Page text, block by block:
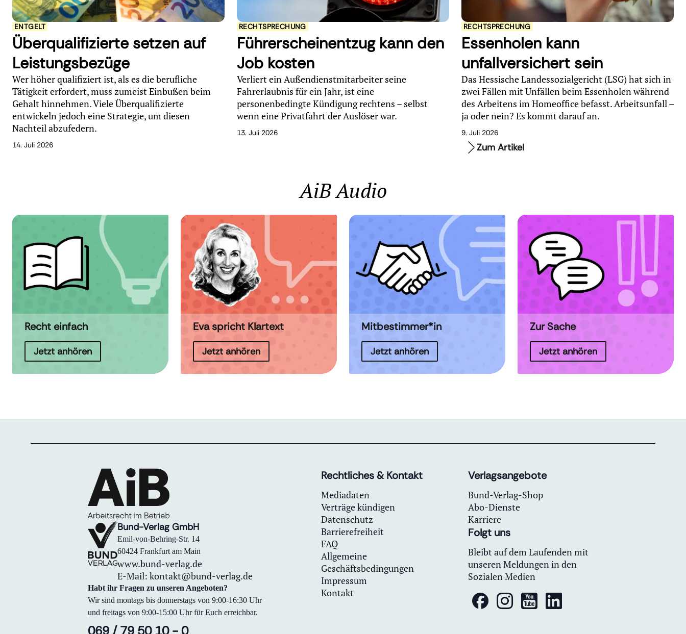
ENTGELT
Überqualifizierte setzen auf
Leistungsbezüge
Wer höher qualifiziert ist, als es die berufliche
Tätigkeit erfordert, muss zumeist Einbußen beim
Gehalt hinnehmen. Viele Überqualifizierte
entwickeln jedoch eine Strategie, um diesen
Nachteil abzufedern.
14. Juli 2026
RECHTSPRECHUNG
Führerscheinentzug kann den
Job kosten
Verliert ein Außendienstmitarbeiter seine
Fahrerlaubnis für ein Jahr, ist eine
personenbedingte Kündigung rechtens – selbst
wenn eine Privatfahrt der Auslöser war.
13. Juli 2026
RECHTSPRECHUNG
Essenholen kann
unfallversichert sein
Das Hessische Landessozialgericht (LSG) hat sich in
zwei Fällen mit Unfällen beim Essenholen während
des Arbeitens im Homeoffice befasst. Arbeitsunfall –
ja oder nein? Es kommt darauf an.
9. Juli 2026
Zum Artikel
AiB Audio
Recht einfach
Jetzt anhören
Eva spricht Klartext
Jetzt anhören
Mitbestimmer*in
Jetzt anhören
Zur Sache
Jetzt anhören
Bund-Verlag GmbH
Emil-von-Behring-Str. 14
60424 Frankfurt am Main
www.bund-verlag.de
E-Mail: kontakt@bund-verlag.de
Habt ihr Fragen zu unseren Angeboten?
Wir sind montags bis donnerstags von 9:00-16:30 Uhr
und freitags von 9:00-15:00 Uhr für Euch erreichbar.
069 / 79 50 10 - 0
Rechtliches & Kontakt
Mediadaten
Verträge kündigen
Datenschutz
Barrierefreiheit
FAQ
Allgemeine
Geschäftsbedingungen
Impressum
Kontakt
Verlagsangebote
Bund-Verlag-Shop
Abo-Dienste
Karriere
Folgt uns
Bleibt auf dem Laufenden mit
unseren Meldungen in den
Sozialen Medien